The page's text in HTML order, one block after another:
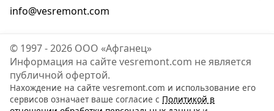
info@vesremont.com
© 1997 - 2026 ООО «Афганец»
Информация на сайте vesremont.com не является
публичной офертой.
Нахождение на сайте vesremont.com и использование его
сервисов означает ваше согласие с Политикой в